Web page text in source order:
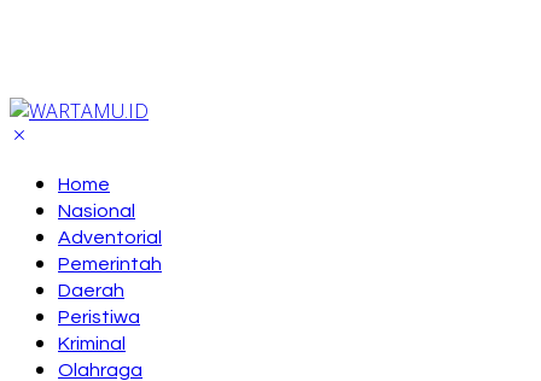
Home
Nasional
Adventorial
Pemerintah
Daerah
Peristiwa
Kriminal
Olahraga